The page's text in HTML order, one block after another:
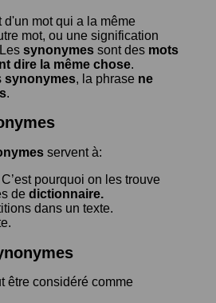
d'un mot qui a la même
mot, ou une signification
synonymes sont des mots
dire la même chose.
synonymes, la phrase ne
.
servent à:
pourquoi on les trouve
de dictionnaire.
dans un texte.
être considéré comme